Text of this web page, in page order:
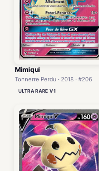
Mimiqui
Tonnerre Perdu · 2018 · #206
ULTRA RARE V1